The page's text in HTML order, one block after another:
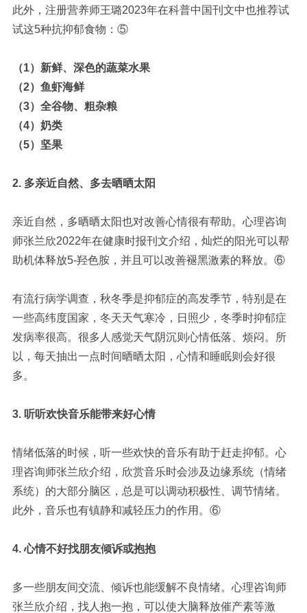
此外，注册营养师王璐2023年在科普中国刊文中也推荐试
试这5种抗抑郁食物： ⑤
（1）新鲜、深色的蔬菜水果
（2）鱼虾海鲜
（3）全谷物、粗杂粮
（4）奶类
（5）坚果
2. 多亲近自然、多去晒晒太阳
亲近自然，多晒晒太阳也对改善心情很有帮助。心理咨询
师张兰欣2022年在健康时报刊文介绍，灿烂的阳光可以帮
助机体释放5-羟色胺，并且可以改善褪黑激素的释放。 ⑥
有流行病学调查，秋冬季是抑郁症的高发季节，特别是在
一些高纬度国家，冬天天气寒冷，日照少，冬季时抑郁症
发病率很高。很多人感觉天气阴沉则心情低落、烦闷。所
以，每天抽出一点时间晒晒太阳，心情和睡眠则会好很
多。
3. 听听欢快音乐能带来好心情
情绪低落的时候，听一些欢快的音乐有助于赶走抑郁。心
理咨询师张兰欣介绍，欣赏音乐时会涉及边缘系统（情绪
系统）的大部分脑区，总是可以调动积极性、调节情绪。
此外，音乐也有镇静和减轻压力的作用。 ⑥
4. 心情不好找朋友倾诉或抱抱
多一些朋友间交流、倾诉也能缓解不良情绪。心理咨询师
张兰欣介绍，找人抱一抱，可以使大脑释放催产素等激